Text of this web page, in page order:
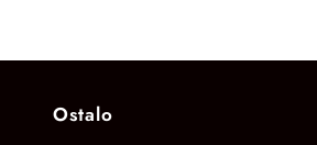
Ostalo